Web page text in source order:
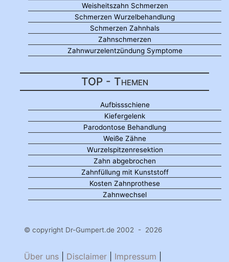
Weisheitszahn Schmerzen
Schmerzen Wurzelbehandlung
Schmerzen Zahnhals
Zahnschmerzen
Zahnwurzelentzündung Symptome
TOP - Themen
Aufbissschiene
Kiefergelenk
Parodontose Behandlung
Weiße Zähne
Wurzelspitzenresektion
Zahn abgebrochen
Zahnfüllung mit Kunststoff
Kosten Zahnprothese
Zahnwechsel
© copyright Dr-Gumpert.de 2002 - 2026
Über uns Disclaimer Impressum